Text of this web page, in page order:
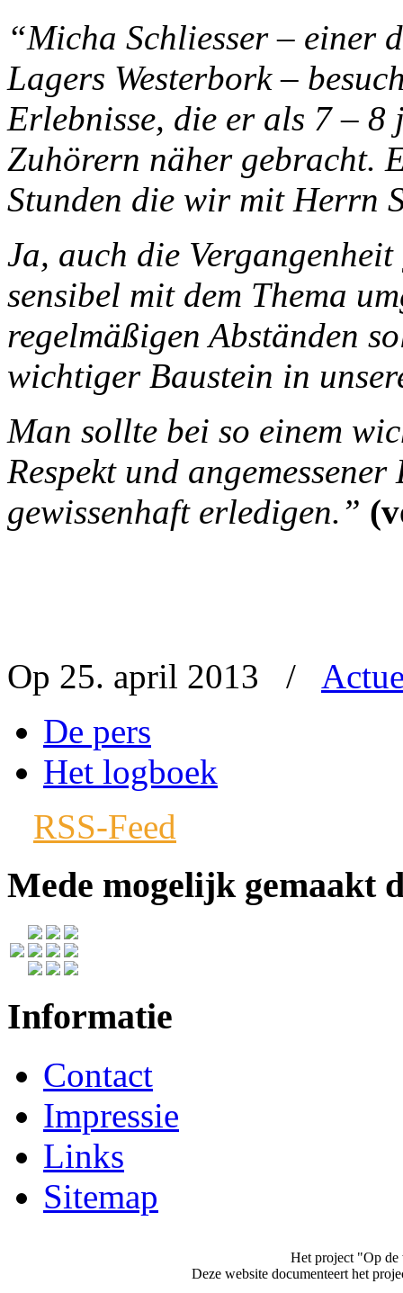
“Micha Schliesser – einer
Lagers Westerbork –
Erlebnisse, die er als 7 – 8
Zuhörern näher gebracht.
Stunden die wir mit Herrn
Ja, auch die
sensibel mit dem Thema
regelmäßigen Abständen
wichtiger Baustein in
Man sollte bei so einem
Respekt und
gewissenhaft erledigen.”
Op 25. april 2013 /
De pers
Het logboek
RSS-Feed
Mede mogelijk gemaakt
Informatie
Contact
Impressie
Links
Sitemap
Het project "Op
Deze website documenteert het